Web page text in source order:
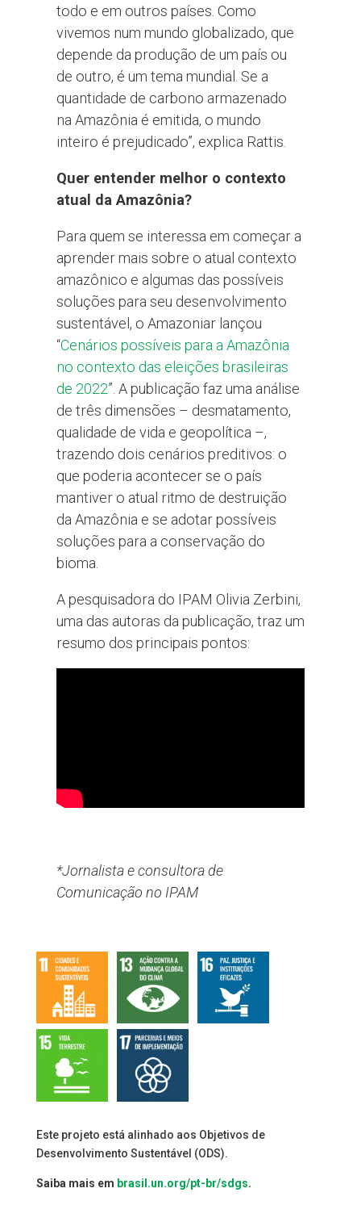
todo e em outros países. Como
vivemos num mundo globalizado, que
depende da produção de um país ou
de outro, é um tema mundial. Se a
quantidade de carbono armazenado
na Amazônia é emitida, o mundo
inteiro é prejudicado”, explica Rattis.
Quer entender melhor o contexto
atual da Amazônia?
Para quem se interessa em começar a
aprender mais sobre o atual contexto
amazônico e algumas das possíveis
soluções para seu desenvolvimento
sustentável, o Amazoniar lançou
“Cenários possíveis para a Amazônia
no contexto das eleições brasileiras
de 2022”. A publicação faz uma análise
de três dimensões – desmatamento,
qualidade de vida e geopolítica –,
trazendo dois cenários preditivos: o
que poderia acontecer se o país
mantiver o atual ritmo de destruição
da Amazônia e se adotar possíveis
soluções para a conservação do
bioma.
A pesquisadora do IPAM Olivia Zerbini,
uma das autoras da publicação, traz um
resumo dos principais pontos:
*Jornalista e consultora de
Comunicação no IPAM
Este projeto está alinhado aos Objetivos de
Desenvolvimento Sustentável (ODS).
Saiba mais em brasil.un.org/pt-br/sdgs.